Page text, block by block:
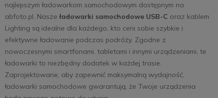
najlepszym ładowarkom samochodowym dostępnym na
abfoto.pl. Naszeładowarki samochodowe USB-C oraz kablem
Lighting są idealne dla każdego, kto ceni sobie szybkie i
efektywne ładowanie podczas podróży. Zgodne z
nowoczesnymi smartfonami, tabletami i innymi urządzeniami, te
ładowarki to niezbędny dodatek w każdej trasie.
Zaprojektowane, aby zapewnić maksymalną wydajność,
ładowarki samochodowe gwarantują, że Twoje urządzenia